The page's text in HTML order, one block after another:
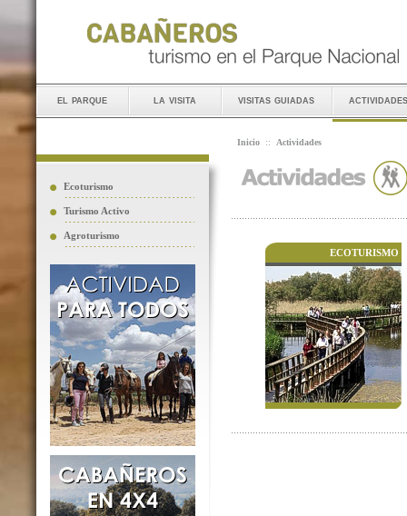
el parque la visita visitas guiadas actividades
Ecoturismo
Turismo Activo
Agroturismo
Inicio :: Actividades
ECOTURISMO